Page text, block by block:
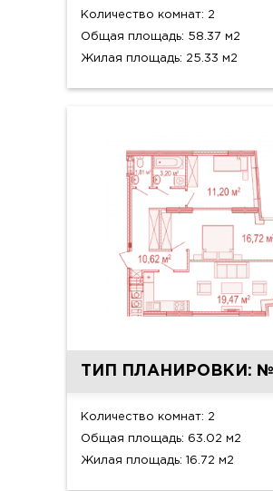
Количество комнат: 2
Общая площадь: 58.37 м2
Жилая площадь: 25.33 м2
ТИП ПЛАНИРОВКИ:
Количество комнат: 2
Общая площадь: 63.02 м2
Жилая площадь: 16.72 м2